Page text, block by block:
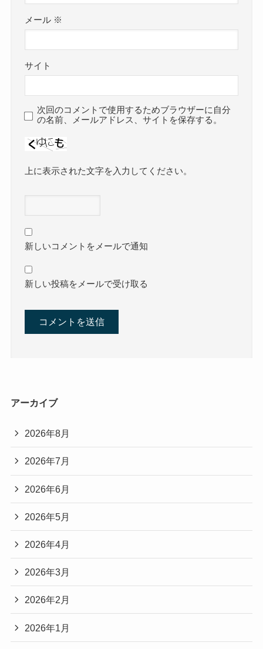
メール ※
サイト
次回のコメントで使用するためブラウザーに自分
の名前、メールアドレス、サイトを保存する。
上に表示された文字を入力してください。
新しいコメントをメールで通知
新しい投稿をメールで受け取る
アーカイブ
2026年8月
2026年7月
2026年6月
2026年5月
2026年4月
2026年3月
2026年2月
2026年1月